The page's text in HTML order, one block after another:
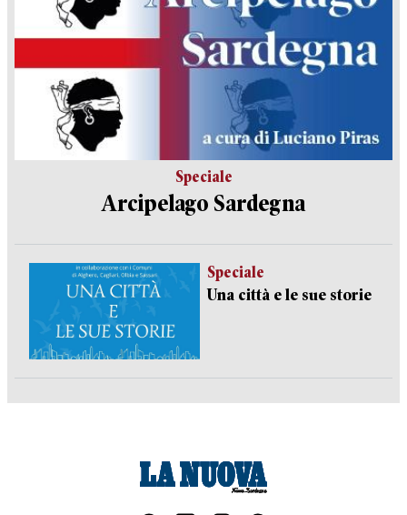
Speciale
Arcipelago Sardegna
Speciale
Una città e le sue storie